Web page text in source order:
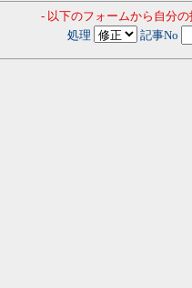
- 以下のフォームから自分
処理
記事No